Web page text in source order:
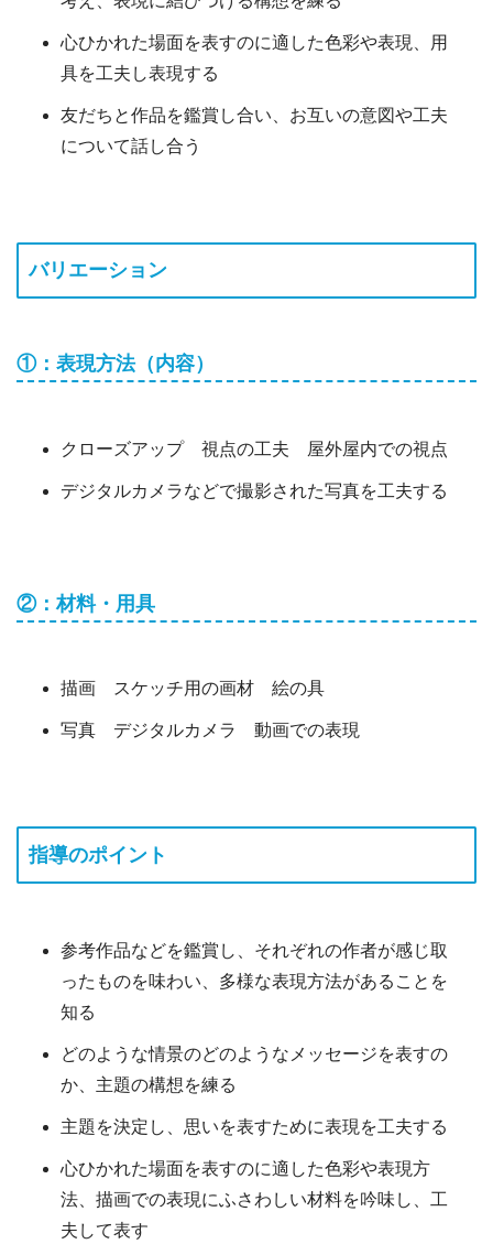
心ひかれた場面を表すのに適した色彩や表現、用
具を工夫し表現する
友だちと作品を鑑賞し合い、お互いの意図や工夫
について話し合う
バリエーション
①：表現方法（内容）
クローズアップ 視点の工夫 屋外屋内での視点
デジタルカメラなどで撮影された写真を工夫する
②：材料・用具
描画 スケッチ用の画材 絵の具
写真 デジタルカメラ 動画での表現
指導のポイント
参考作品などを鑑賞し、それぞれの作者が感じ取
ったものを味わい、多様な表現方法があることを
知る
どのような情景のどのようなメッセージを表すの
か、主題の構想を練る
主題を決定し、思いを表すために表現を工夫する
心ひかれた場面を表すのに適した色彩や表現方
法、描画での表現にふさわしい材料を吟味し、工
夫して表す